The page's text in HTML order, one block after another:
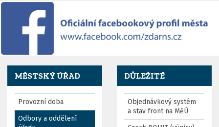
MĚSTSKÝ ÚŘAD
Provozní doba
Odbory a oddělení
DŮLEŽITÉ
Objednávkový systém
a stav front na MěÚ